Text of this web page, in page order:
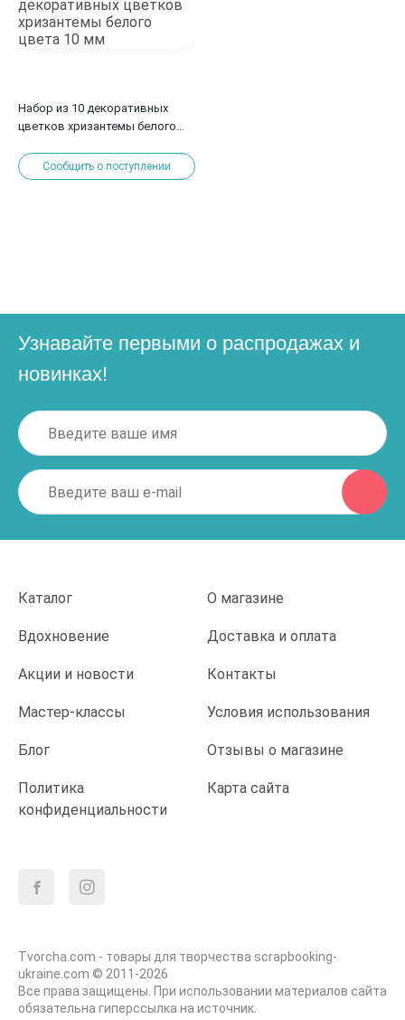
Набор из 10 декоративных
цветков хризантемы белого
Сообщить о поступлении
Узнавайте первыми о распродажах и
новинках!
Каталог О магазине
Вдохновение Доставка и оплата
Акции и новости Контакты
Мастер-классы Условия использования
Блог Отзывы о магазине
Политика
конфиденциальности
Карта сайта
Tvorcha.com - товары для творчества scrapbooking-
ukraine.com © 2011-2026
Все права защищены. При использовании материалов сайта
обязательна гиперссылка на источник.